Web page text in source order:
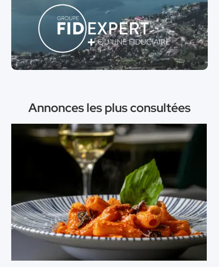
Annonces les plus consultées